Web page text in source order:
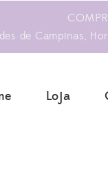
de Campinas,
Loja